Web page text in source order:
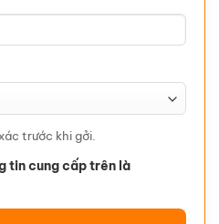
trước khi gởi.
tin cung cấp trên là